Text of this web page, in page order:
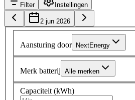
Filter Instellingen
2 jun 2026
Aansturing door NextEnergy
Merk batterij Alle merken
Capaciteit (kWh)